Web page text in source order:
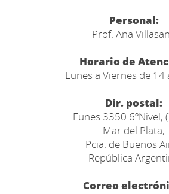
Personal:
Prof. Ana
Horario de
Lunes a Viernes de 14
Dir. postal:
Funes 3350 6ºNivel,
Mar del Plata,
Pcia. de Buenos
República
Correo